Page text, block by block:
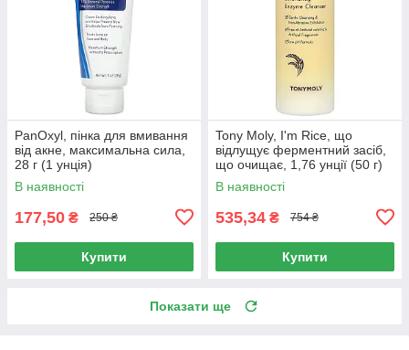
PanOxyl, пінка для вмивання
від акне, максимальна сила,
28 г (1 унція)
В наявності
177,50 ₴ 250 ₴
Купити
Tony Moly, I'm Rice, що
відлущує ферментний засіб,
що очищає, 1,76 унції (50 г)
В наявності
535,34 ₴ 754 ₴
Купити
Показати ще